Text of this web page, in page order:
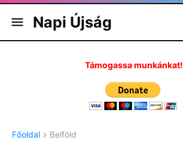
Napi Újság
Támogassa munkánkat!
Főoldal Belföld